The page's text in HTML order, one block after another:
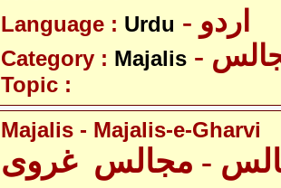
Language : Urdu - اردو
Category : Majalis
Topic :
Majalis - Majalis-e-Gharvi
- مجالس غروی